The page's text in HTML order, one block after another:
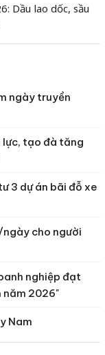
Dầu lao dốc, sầu
ngày truyền
lực, tạo đà tăng
3 dự án bãi đỗ xe
cho người
nghiệp đạt
năm 2026"
Nam